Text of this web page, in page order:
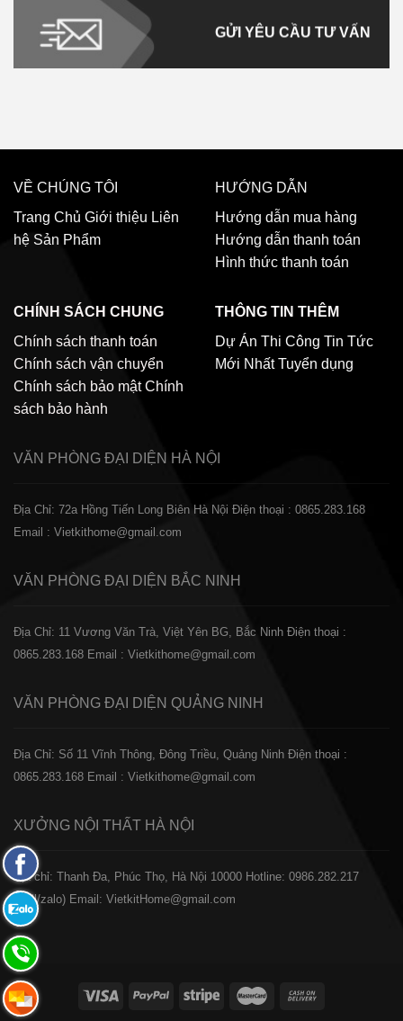
GỬI YÊU CẦU TƯ VẤN
VỀ CHÚNG TÔI
Trang Chủ Giới thiệu Liên
hệ Sản Phẩm
HƯỚNG DẪN
Hướng dẫn mua hàng
Hướng dẫn thanh toán
Hình thức thanh toán
CHÍNH SÁCH CHUNG
Chính sách thanh toán
Chính sách vận chuyển
Chính sách bảo mật Chính
sách bảo hành
THÔNG TIN THÊM
Dự Án Thi Công Tin Tức
Mới Nhất Tuyển dụng
VĂN PHÒNG ĐẠI DIỆN HÀ NỘI
Địa Chỉ: 72a Hồng Tiến Long Biên Hà Nội Điện thoại : 0865.283.168
Email : Vietkithome@gmail.com
VĂN PHÒNG ĐẠI DIỆN BẮC NINH
Địa Chỉ: 11 Vương Văn Trà, Việt Yên BG, Bắc Ninh Điện thoại :
0865.283.168 Email : Vietkithome@gmail.com
VĂN PHÒNG ĐẠI DIỆN QUẢNG NINH
Địa Chỉ: Số 11 Vĩnh Thông, Đông Triều, Quảng Ninh Điện thoại :
0865.283.168 Email : Vietkithome@gmail.com
XƯỞNG NỘI THẤT HÀ NỘI
️Địa chỉ: Thanh Đa, Phúc Thọ, Hà Nội 10000 Hotline: 0986.282.217
(Call/zalo) Email: VietkitHome@gmail.com
Fanpage
Facebook
Zalo:
0865.283.168
Hotline:
0865.283.168
Hotline: